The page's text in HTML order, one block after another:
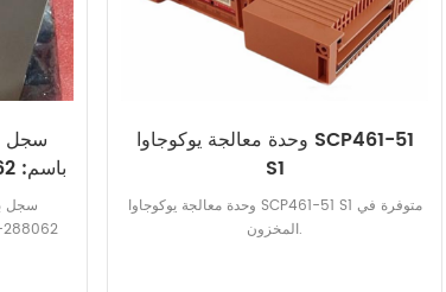
وحدة معالجة يوكوجاوا SCP461-51
S1
وحدة معالجة يوكوجاوا SCP461-51 S1 متوفرة في
المخزون.